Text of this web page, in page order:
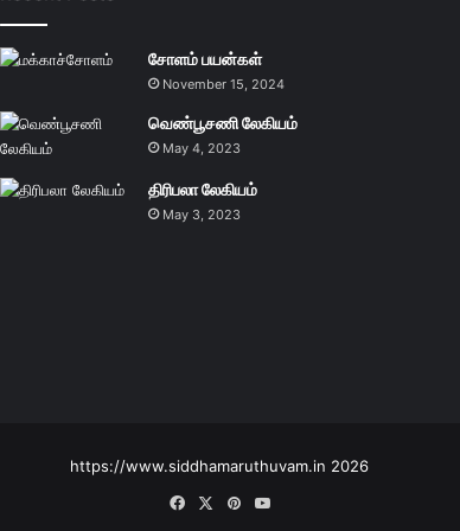
சோளம் பயன்கள்
November 15, 2024
வெண்பூசணி லேகியம்
May 4, 2023
திரிபலா லேகியம்
May 3, 2023
https://www.siddhamaruthuvam.in 2026
FacebookPinterestYouTube